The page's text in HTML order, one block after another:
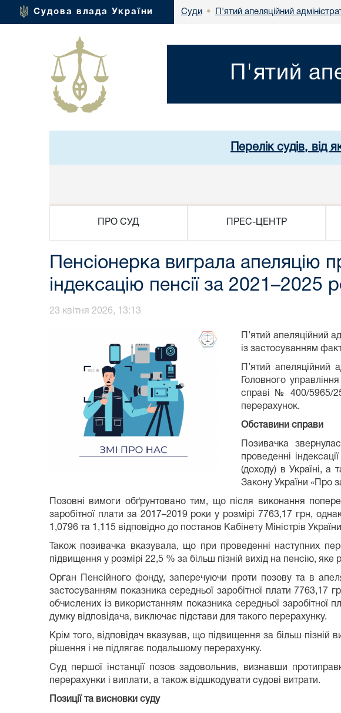
Судова влада України Суди • П'ятий апеляційний
П'ятий
Перелік судів, від
ПРО СУД ПРЕС-ЦЕНТР
Пенсіонерка виграла апеляцію
індексацію пенсії за 2021–2025
23 квітня 2026, 13:13
П’ятий апеляційний
із застосуванням
П’ятий апеляційний
Головного
справі № 400/5965/25
перерахунок.
Обставини справи
Позивачка
проведенні
(доходу) в Україні, а
Закону України «Про
Позовні вимоги обґрунтовано тим, що після виконання
заробітної плати за 2017–2019 роки у розмірі 7763,17 грн,
1,0796 та 1,115 відповідно до постанов Кабінету Міністрів
Також позивачка вказувала, що при проведенні наступних
підвищення у розмірі 22,5 % за більш пізній вихід на пенсію,
Орган Пенсійного фонду, заперечуючи проти позову та в
застосуванням показника середньої заробітної плати 7763,17
обчислених із використанням показника середньої заробітної
думку відповідача, виключає підстави для такого перерахунку.
Крім того, відповідач вказував, що підвищення за більш
рішення і не підлягає подальшому перерахунку.
Суд першої інстанції позов задовольнив, визнавши
перерахунки і виплати, а також відшкодувати судові витрати.
Позиції та висновки суду